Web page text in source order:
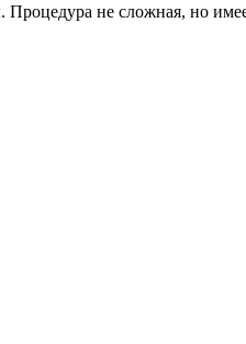
Процедура не сложная, но